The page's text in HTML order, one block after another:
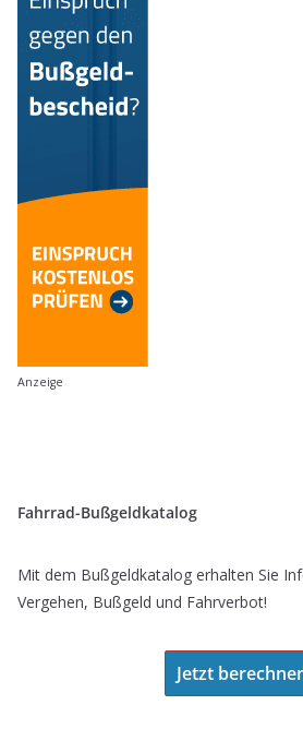
Anzeige
Fahrrad-Bußgeldkatalog
Mit dem Bußgeldkatalog erhalten Sie
Vergehen, Bußgeld und Fahrverbot!
Jetzt